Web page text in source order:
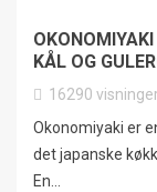
KÅL OG
16290 visninger
Okonomiyaki er
det japanske
En...